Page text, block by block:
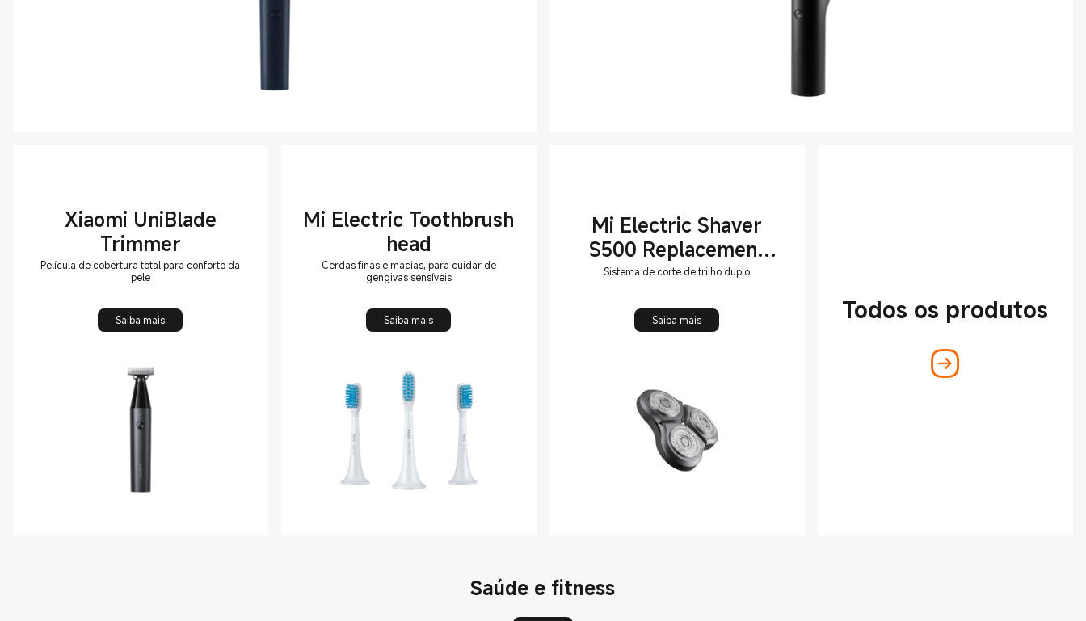
Xiaomi UniBlade
Trimmer
Película de cobertura total para conforto da
pele
Saiba mais
Mi Electric Toothbrush
head
Cerdas finas e macias, para cuidar de
gengivas sensíveis
Saiba mais
Mi Electric Shaver
S500 Replacement
Head
Sistema de corte de trilho duplo
Saiba mais Todos os produtos
Saúde e fitness